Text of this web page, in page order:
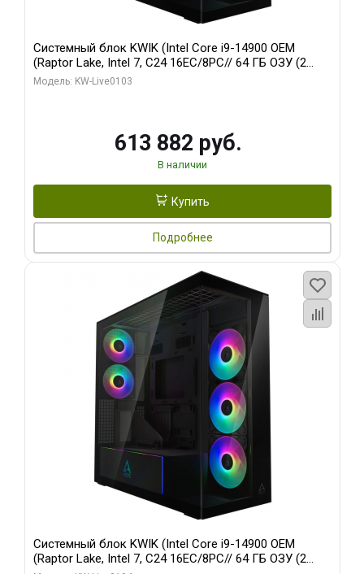
Системный блок KWIK (Intel Core i9-14900 OEM
(Raptor Lake, Intel 7, C24 16EC/8PC// 64 ГБ ОЗУ (2
модуля)/ Afox RTX4090 24GB GDDR6X 384-Bit 3xDP
Модель: KW-Live0103
613 882 руб.
В наличии
Купить
Подробнее
Системный блок KWIK (Intel Core i9-14900 OEM
(Raptor Lake, Intel 7, C24 16EC/8PC// 64 ГБ ОЗУ (2